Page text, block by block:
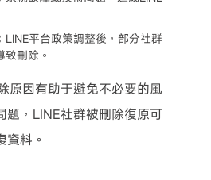
LINE平台政策調整後，部分社群
刪除。
原因有助于避免不必要的風
題，LINE社群被刪除復原可
資料。